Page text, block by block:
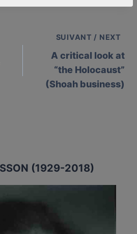
SUIVANT / NEXT
A critical look at
“the Holocaust”
(Shoah business)
(1929-2018)